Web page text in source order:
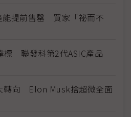
能提前售罄 買家「祕而不
標 聯發科第2代ASIC產品
轉向 Elon Musk捨超微全面